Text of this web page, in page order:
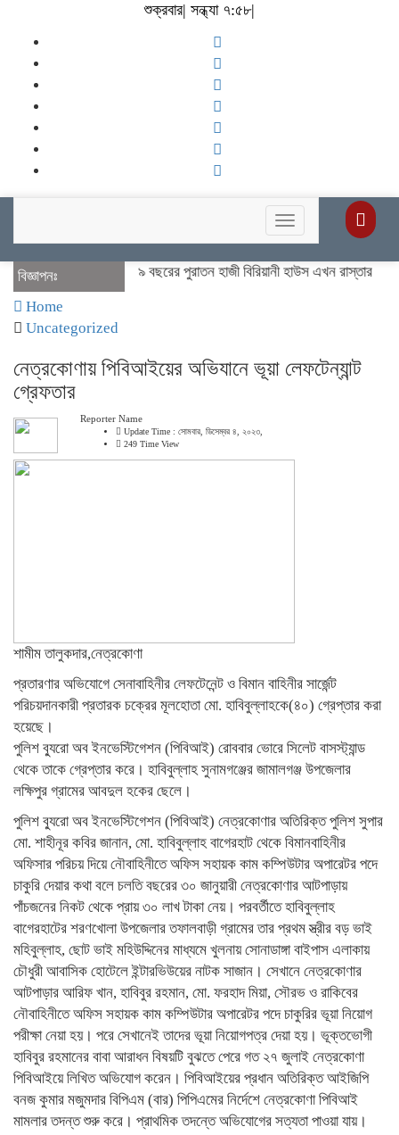
শুক্রবার| সন্ধ্যা ৭:৫৮|
Toggle
navigation
বিজ্ঞাপনঃ
বেনাপোলের দীর্ঘ ৯ বছরের পুরাতন হাজী বিরিয়ানী হাউস এখন রাস্তার
Home
Uncategorized
নেত্রকোণায় পিবিআইয়ের অভিযানে ভূয়া লেফটেন্যান্ট
গ্রেফতার
Reporter Name
Update Time : সোমবার, ডিসেম্বর ৪, ২০২৩,
249 Time View
শামীম তালুকদার,নেত্রকোণা
প্রতারণার অভিযোগে সেনাবাহিনীর লেফটেনেন্ট ও বিমান বাহিনীর সার্জেন্ট
পরিচয়দানকারী প্রতারক চক্রের মূলহোতা মো. হাবিবুল্লাহকে(৪০) গ্রেপ্তার করা
হয়েছে।
পুলিশ ব্যুরো অব ইনভেস্টিগেশন (পিবিআই) রোববার ভোরে সিলেট বাসস্ট্যান্ড
থেকে তাকে গ্রেপ্তার করে। হাবিবুল্লাহ সুনামগঞ্জের জামালগঞ্জ উপজেলার
লক্ষিপুর গ্রামের আবদুল হকের ছেলে।
পুলিশ ব্যুরো অব ইনভেস্টিগেশন (পিবিআই) নেত্রকোণার অতিরিক্ত পুলিশ সুপার
মো. শাহীনূর কবির জানান, মো. হাবিবুল্লাহ বাগেরহাট থেকে বিমানবাহিনীর
অফিসার পরিচয় দিয়ে নৌবাহিনীতে অফিস সহায়ক কাম কম্পিউটার অপারেটর পদে
চাকুরি দেয়ার কথা বলে চলতি বছরের ৩০ জানুয়ারী নেত্রকোণার আটপাড়ায়
পাঁচজনের নিকট থেকে প্রায় ৩০ লাখ টাকা নেয়। পরবর্তীতে হাবিবুল্লাহ
বাগেরহাটের শরণখোলা উপজেলার তফালবাড়ী গ্রামের তার প্রথম স্ত্রীর বড় ভাই
মহিবুল্লাহ, ছোট ভাই মহিউদ্দিনের মাধ্যমে খুলনায় সোনাডাঙ্গা বাইপাস এলাকায়
চৌধুরী আবাসিক হোটেলে ইন্টারভিউয়ের নাটক সাজান। সেখানে নেত্রকোণার
আটপাড়ার আরিফ খান, হাবিবুর রহমান, মো. ফরহাদ মিয়া, সৌরভ ও রাকিবের
নৌবাহিনীতে অফিস সহায়ক কাম কম্পিউটার অপারেটর পদে চাকুরির ভূয়া নিয়োগ
পরীক্ষা নেয়া হয়। পরে সেখানেই তাদের ভূয়া নিয়োগপত্র দেয়া হয়। ভূক্তভোগী
হাবিবুর রহমানের বাবা আরাধন বিষয়টি বুঝতে পেরে গত ২৭ জুলাই নেত্রকোণা
পিবিআইয়ে লিখিত অভিযোগ করেন। পিবিআইয়ের প্রধান অতিরিক্ত আইজিপি
বনজ কুমার মজুমদার বিপিএম (বার) পিপিএমের নির্দেশে নেত্রকোণা পিবিআই
মামলার তদন্ত শুরু করে। প্রাথমিক তদন্তে অভিযোগের সত্যতা পাওয়া যায়।